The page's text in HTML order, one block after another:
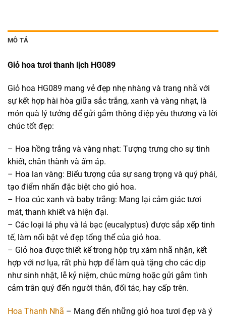
MÔ TẢ
Giỏ hoa tươi thanh lịch HG089
Giỏ hoa HG089 mang vẻ đẹp nhẹ nhàng và trang nhã với
sự kết hợp hài hòa giữa sắc trắng, xanh và vàng nhạt, là
món quà lý tưởng để gửi gắm thông điệp yêu thương và lời
chúc tốt đẹp:
– Hoa hồng trắng và vàng nhạt: Tượng trưng cho sự tinh
khiết, chân thành và ấm áp.
– Hoa lan vàng: Biểu tượng của sự sang trọng và quý phái,
tạo điểm nhấn đặc biệt cho giỏ hoa.
– Hoa cúc xanh và baby trắng: Mang lại cảm giác tươi
mát, thanh khiết và hiện đại.
– Các loại lá phụ và lá bạc (eucalyptus) được sắp xếp tinh
tế, làm nổi bật vẻ đẹp tổng thể của giỏ hoa.
– Giỏ hoa được thiết kế trong hộp trụ xám nhã nhặn, kết
hợp với nơ lụa, rất phù hợp để làm quà tặng cho các dịp
như sinh nhật, lễ kỷ niệm, chúc mừng hoặc gửi gắm tình
cảm trân quý đến người thân, đối tác, hay cấp trên.
Hoa Thanh Nhã – Mang đến những giỏ hoa tươi đẹp và ý